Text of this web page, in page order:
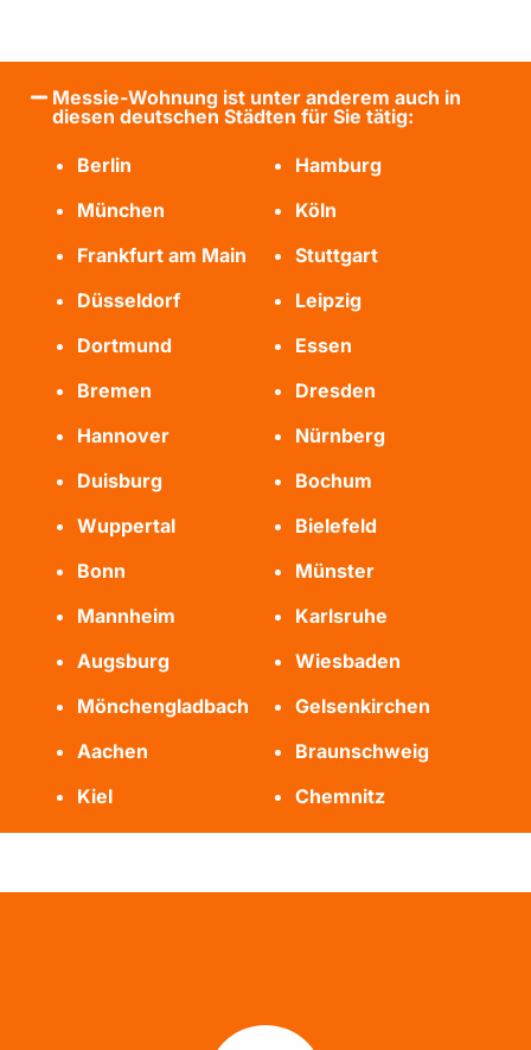
Messie-Wohnung ist unter anderem auch in
diesen deutschen Städten für Sie tätig:
Berlin
Hamburg
München
Köln
Frankfurt am Main
Stuttgart
Düsseldorf
Leipzig
Dortmund
Essen
Bremen
Dresden
Hannover
Nürnberg
Duisburg
Bochum
Wuppertal
Bielefeld
Bonn
Münster
Mannheim
Karlsruhe
Augsburg
Wiesbaden
Mönchengladbach
Gelsenkirchen
Aachen
Braunschweig
Kiel
Chemnitz